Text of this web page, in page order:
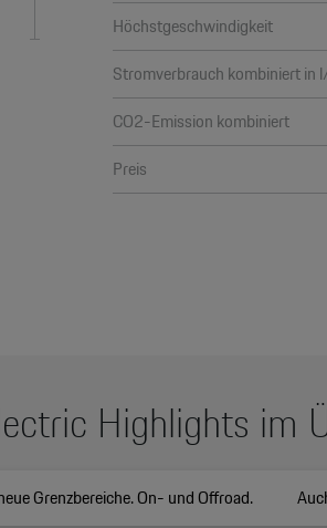
Höchstgeschwindigkeit
Stromverbrauch kombiniert in
CO2-Emission kombiniert
Preis
Highlights im
Grenzbereiche. On- und Offroad.